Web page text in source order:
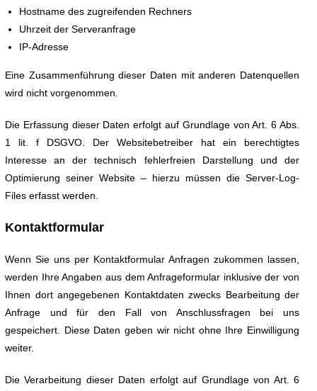
Hostname des zugreifenden Rechners
Uhrzeit der Serveranfrage
IP-Adresse
Eine Zusammenführung dieser Daten mit anderen Datenquellen
wird nicht vorgenommen.
Die Erfassung dieser Daten erfolgt auf Grundlage von Art. 6 Abs.
1 lit. f DSGVO. Der Websitebetreiber hat ein berechtigtes
Interesse an der technisch fehlerfreien Darstellung und der
Optimierung seiner Website – hierzu müssen die Server-Log-
Files erfasst werden.
Kontaktformular
Wenn Sie uns per Kontaktformular Anfragen zukommen lassen,
werden Ihre Angaben aus dem Anfrageformular inklusive der von
Ihnen dort angegebenen Kontaktdaten zwecks Bearbeitung der
Anfrage und für den Fall von Anschlussfragen bei uns
gespeichert. Diese Daten geben wir nicht ohne Ihre Einwilligung
weiter.
Die Verarbeitung dieser Daten erfolgt auf Grundlage von Art. 6